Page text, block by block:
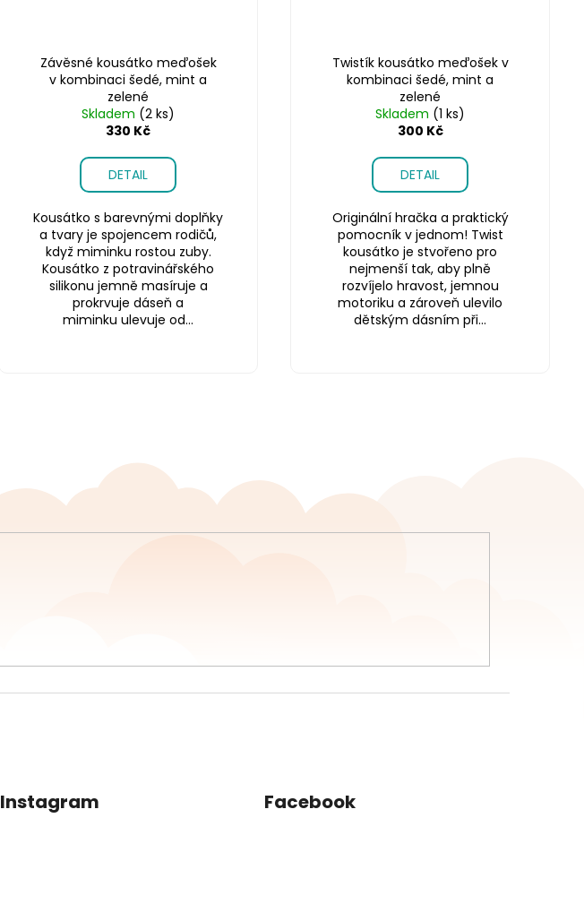
Závěsné kousátko meďošek
v kombinaci šedé, mint a
zelené
Skladem (2 ks)
330 Kč
DETAIL
Kousátko s barevnými doplňky
a tvary je spojencem rodičů,
když miminku rostou zuby.
Kousátko z potravinářského
silikonu jemně masíruje a
prokrvuje dáseň a
miminku ulevuje od...
Twistík kousátko meďošek v
kombinaci šedé, mint a
zelené
Skladem (1 ks)
300 Kč
DETAIL
Originální hračka a praktický
pomocník v jednom! Twist
kousátko je stvořeno pro
nejmenší tak, aby plně
rozvíjelo hravost, jemnou
motoriku a zároveň ulevilo
dětským dásním při...
Instagram Facebook